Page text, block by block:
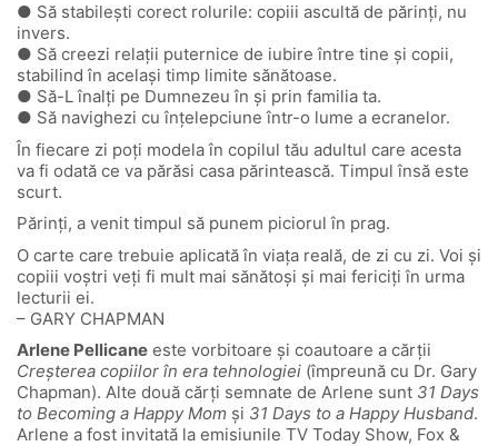
● Să stabilești corect rolurile: copiii ascultă de părinți, nu
invers.
● Să creezi relații puternice de iubire între tine și copii,
stabilind în același timp limite sănătoase.
● Să-L înalți pe Dumnezeu în și prin familia ta.
● Să navighezi cu înțelepciune într-o lume a ecranelor.
În fiecare zi poți modela în copilul tău adultul care acesta
va fi odată ce va părăsi casa părintească. Timpul însă este
scurt.
Părinți, a venit timpul să punem piciorul în prag.
O carte care trebuie aplicată în viața reală, de zi cu zi. Voi și
copiii voștri veți fi mult mai sănătoși și mai fericiți în urma
lecturii ei.
– GARY CHAPMAN
Arlene Pellicane este vorbitoare și coautoare a cărții
Creșterea copiilor în era tehnologiei (împreună cu Dr. Gary
Chapman). Alte două cărți semnate de Arlene sunt 31 Days
to Becoming a Happy Mom și 31 Days to a Happy Husband.
Arlene a fost invitată la emisiunile TV Today Show, Fox &